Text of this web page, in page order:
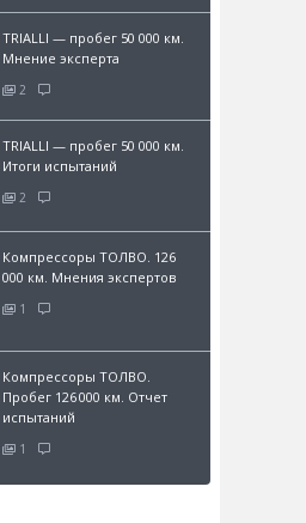
TRIALLI — пробег 50 000 км.
Мнение эксперта
2
TRIALLI — пробег 50 000 км.
Итоги испытаний
2
Компрессоры ТОЛВО. 126
000 км. Мнения экспертов
1
Компрессоры ТОЛВО.
Пробег 126 000 км. Отчет
испытаний
1